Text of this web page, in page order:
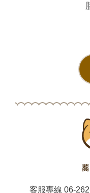
客服專線06-